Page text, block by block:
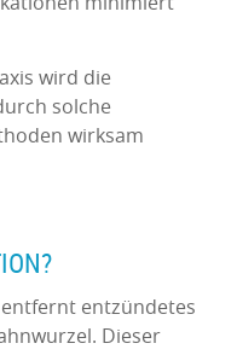
wird die
solche
wirksam
entzündetes
Dieser